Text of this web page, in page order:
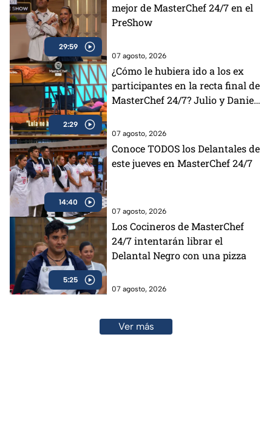
29:59
mejor de MasterChef 24/7 en el
PreShow
07 agosto, 2026
2:29
¿Cómo le hubiera ido a los ex
participantes en la recta final de
MasterChef 24/7? Julio y Daniela
07 agosto, 2026
14:40
Conoce TODOS los Delantales de
este jueves en MasterChef 24/7
07 agosto, 2026
5:25
Los Cocineros de MasterChef
24/7 intentarán librar el
Delantal Negro con una pizza
07 agosto, 2026
Ver más